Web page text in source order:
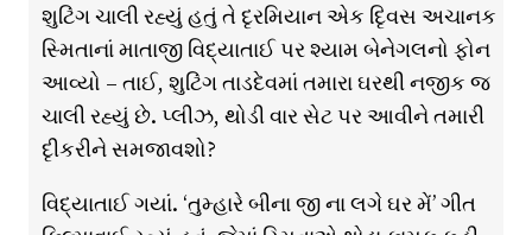
શુટિંગ ચાલી રહ્યું હતું તે દૃરમિયાન એક દિૃવસ અચાનક
સ્મિતાનાં માતાજી વિદ્યાતાઈ પર શ્યામ બેનેગલનો ફોન
આવ્યો – તાઈ, શુટિંગ તાડદેવમાં તમારા ઘરથી નજીક જ
ચાલી રહ્યું છે. પ્લીઝ, થોડી વાર સેટ પર આવીને તમારી
દૃીકરીને સમજાવશો?
વિદ્યાતાઈ ગયાં. ‘તુમ્હારે બીના જી ના લગે ઘર મેં’ ગીત